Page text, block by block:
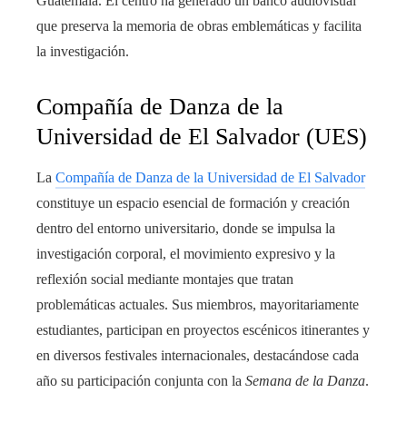
que preserva la memoria de obras emblemáticas y facilita
la investigación.
Compañía de Danza de la
Universidad de El Salvador (UES)
La Compañía de Danza de la Universidad de El Salvador
constituye un espacio esencial de formación y creación
dentro del entorno universitario, donde se impulsa la
investigación corporal, el movimiento expresivo y la
reflexión social mediante montajes que tratan
problemáticas actuales. Sus miembros, mayoritariamente
estudiantes, participan en proyectos escénicos itinerantes y
en diversos festivales internacionales, destacándose cada
año su participación conjunta con la Semana de la Danza.